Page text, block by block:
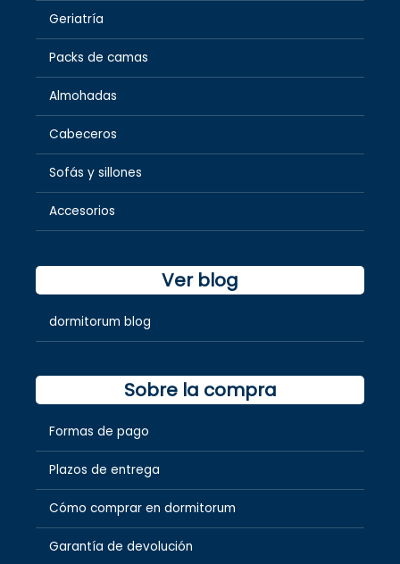
Geriatría
Packs de camas
Almohadas
Cabeceros
Sofás y sillones
Accesorios
Ver blog
dormitorum blog
Sobre la compra
Formas de pago
Plazos de entrega
Cómo comprar en dormitorum
Garantía de devolución